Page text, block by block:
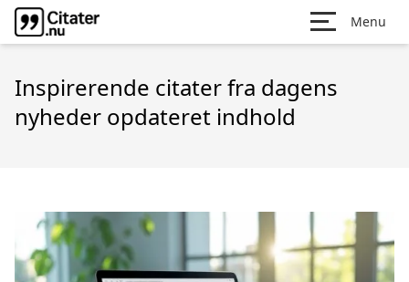
Menu
Inspirerende citater fra dagens
nyheder opdateret indhold